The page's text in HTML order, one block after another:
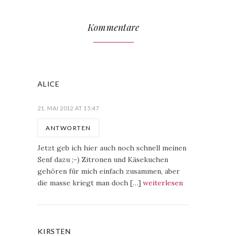
Kommentare
ALICE
21. MAI 2012 AT 15:47
ANTWORTEN
Jetzt geb ich hier auch noch schnell meinen
Senf dazu ;-) Zitronen und Käsekuchen
gehören für mich einfach zusammen, aber
die masse kriegt man doch […] weiterlesen
KIRSTEN